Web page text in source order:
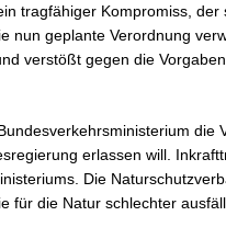
tragfähiger Kompromiss,
nun geplante Verordnung
verstößt gegen die
die
erlassen will.
Die
für die Natur schlechter